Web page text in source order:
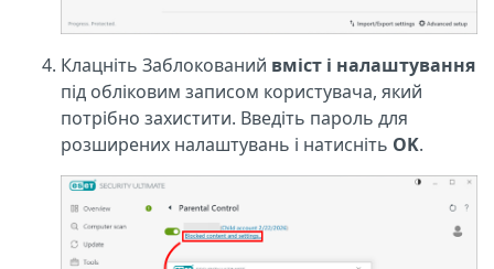
Клацніть Заблокований вміст і налаштування
під обліковим записом користувача, який
потрібно захистити. Введіть пароль для
розширених налаштувань і натисніть OK.